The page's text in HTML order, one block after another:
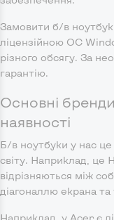
Замовити б/в
ліцензійною ОС
різного обсягу. За
гарантію.
Основні
наявності
Б/в ноутбуки у нас це
світу. Наприклад, це
відрізняються між
діагоналлю екрана
Наприклад, у Acer є